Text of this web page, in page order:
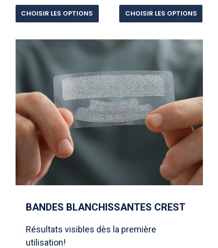
CHOISIR LES OPTIONS CHOISIR LES OPTIONS
BANDES BLANCHISSANTES CREST
Résultats visibles dès la première
utilisation!